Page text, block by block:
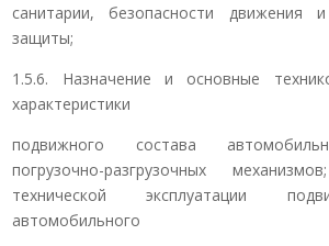
санитарии, безопасности движения
защиты;
1.5.6. Назначение и основные
характеристики
подвижного состава
погрузочно-разгрузочных
технической эксплуатации
автомобильного